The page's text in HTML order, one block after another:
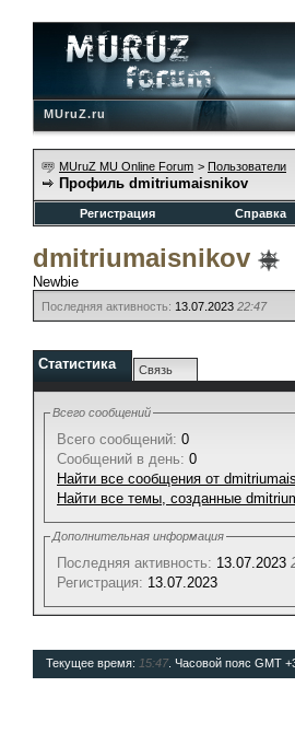
MUruZ.ru
MUruZ MU Online Forum > Пользователи
Профиль dmitriumaisnikov
Регистрация Справка
dmitriumaisnikov
Newbie
Последняя активность: 13.07.2023 22:47
Статистика Связь
Всего сообщений
Всего сообщений: 0
Сообщений в день: 0
Найти все сообщения от
Найти все темы, созданные
Дополнительная информация
Последняя активность: 13.07.2023
Регистрация: 13.07.2023
Текущее время: 15:47. Часовой пояс GMT